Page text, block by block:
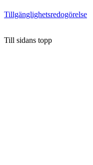
Tillgänglighetsredogörelse
Till sidans topp